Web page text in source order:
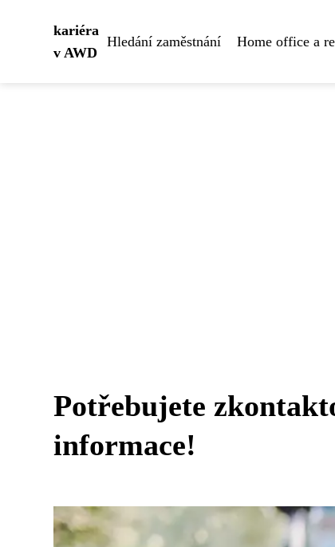
kariéra
v AWD
Hledání zaměstnání Home office a
Potřebujete
informace!